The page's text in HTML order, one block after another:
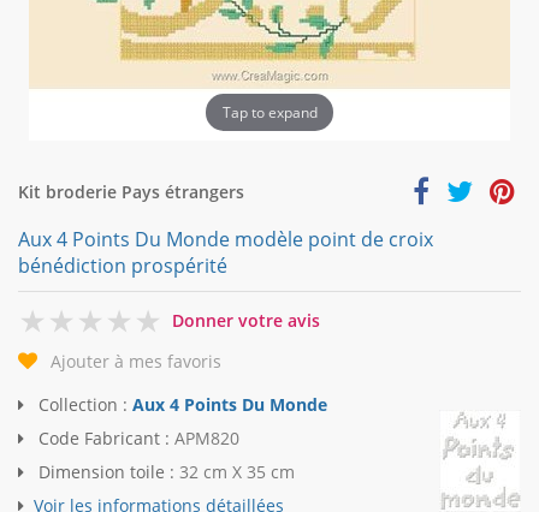
Tap to expand
Kit broderie Pays étrangers
Aux 4 Points Du Monde modèle point de croix
bénédiction prospérité
0
Donner votre avis
Ajouter à mes favoris
Collection : Aux 4 Points Du Monde
Code Fabricant : APM820
Dimension toile : 32 cm X 35 cm
Voir les informations détaillées